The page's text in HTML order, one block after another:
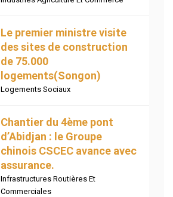
Le premier ministre visite
des sites de construction
de 75.000
logements(Songon)
Logements Sociaux
Chantier du 4ème pont
d’Abidjan : le Groupe
chinois CSCEC avance avec
assurance.
Infrastructures Routières Et
Commerciales